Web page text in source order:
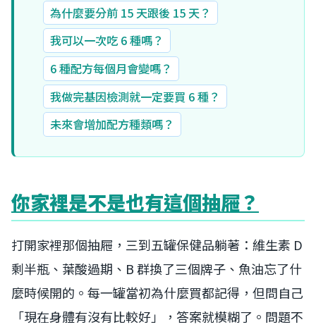
為什麼要分前 15 天跟後 15 天？
我可以一次吃 6 種嗎？
6 種配方每個月會變嗎？
我做完基因檢測就一定要買 6 種？
未來會增加配方種類嗎？
你家裡是不是也有這個抽屜？
打開家裡那個抽屜，三到五罐保健品躺著：維生素 D
剩半瓶、葉酸過期、B 群換了三個牌子、魚油忘了什
麼時候開的。每一罐當初為什麼買都記得，但問自己
「現在身體有沒有比較好」，答案就模糊了。問題不